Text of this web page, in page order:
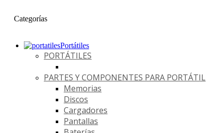
Categorías
Portátiles
PORTÁTILES
PARTES Y COMPONENTES PARA PORTÁTIL
Memorias
Discos
Cargadores
Pantallas